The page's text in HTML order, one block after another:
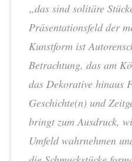
„das sind solitäre
Präsentationsfeld der
Kunstform ist
Betrachtung, das am
das Dekorative hinaus
Geschichte(n) und
bringt zum Ausdruck,
Umfeld wahrnehmen